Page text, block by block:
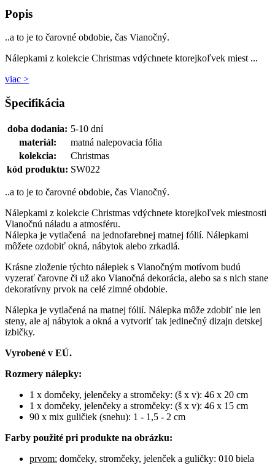
Popis
..a to je to čarovné obdobie, čas Vianočný.
Nálepkami z kolekcie Christmas vdýchnete ktorejkoľvek miest ...
viac >
Špecifikácia
doba dodania: 5-10 dní
materiál:
matná nalepovacia fólia
kolekcia:
Christmas
kód produktu: SW022
..a to je to čarovné obdobie, čas Vianočný.
Nálepkami z kolekcie Christmas vdýchnete ktorejkoľvek miestnosti
Vianočnú náladu a atmosféru.
Nálepka je vytlačená na jednofarebnej matnej fólií. Nálepkami
môžete ozdobiť okná, nábytok alebo zrkadlá.
Krásne zloženie týchto nálepiek s Vianočným motívom budú
vyzerať čarovne či už ako Vianočná dekorácia, alebo sa s nich stane
dekoratívny prvok na celé zimné obdobie.
Nálepka je vytlačená na matnej fólií. Nálepka môže zdobiť nie len
steny, ale aj nábytok a okná a vytvoriť tak jedinečný dizajn detskej
izbičky.
Vyrobené v EÚ.
Rozmery nálepky:
1 x domčeky, jelenčeky a stromčeky: (š x v): 46 x 20 cm
1 x domčeky, jelenčeky a stromčeky: (š x v): 46 x 15 cm
90 x mix guličiek (snehu): 1 - 1,5 - 2 cm
Farby použité pri produkte na obrázku:
prvom: domčeky, stromčeky, jelenček a guličky: 010 biela